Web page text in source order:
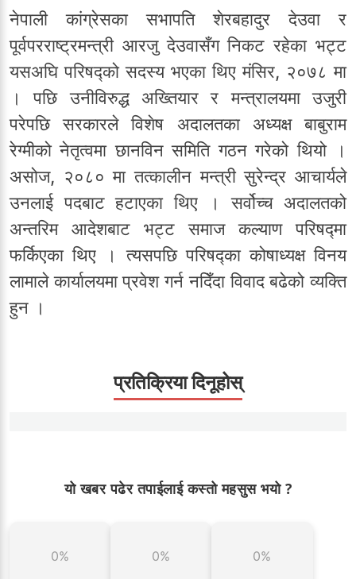
नेपाली कांग्रेसका सभापति शेरबहादुर देउवा र
पूर्वपरराष्ट्रमन्त्री आरजु देउवासँग निकट रहेका भट्ट
यसअघि परिषद्को सदस्य भएका थिए मंसिर, २०७८ मा
। पछि उनीविरुद्ध अख्तियार र मन्त्रालयमा उजुरी
परेपछि सरकारले विशेष अदालतका अध्यक्ष बाबुराम
रेग्मीको नेतृत्वमा छानविन समिति गठन गरेको थियो ।
असोज, २०८० मा तत्कालीन मन्त्री सुरेन्द्र आचार्यले
उनलाई पदबाट हटाएका थिए । सर्वोच्च अदालतको
अन्तरिम आदेशबाट भट्ट समाज कल्याण परिषद्मा
फर्किएका थिए । त्यसपछि परिषद्का कोषाध्यक्ष विनय
लामाले कार्यालयमा प्रवेश गर्न नदिँदा विवाद बढेको व्यक्ति
हुन ।
प्रतिक्रिया दिनूहोस्
यो खबर पढेर तपाईलाई कस्तो महसुस भयो ?
0% 0% 0%